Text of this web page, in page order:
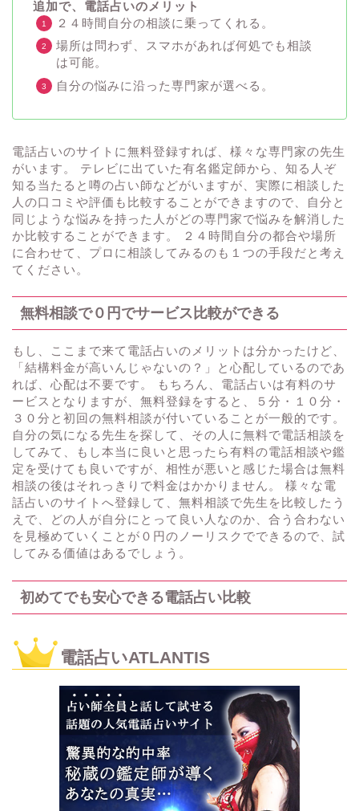
追加で、電話占いのメリット
２４時間自分の相談に乗ってくれる。
場所は問わず、スマホがあれば何処でも相談
は可能。
自分の悩みに沿った専門家が選べる。
電話占いのサイトに無料登録すれば、様々な専門家の先生
がいます。 テレビに出ていた有名鑑定師から、知る人ぞ
知る当たると噂の占い師などがいますが、実際に相談した
人の口コミや評価も比較することができますので、自分と
同じような悩みを持った人がどの専門家で悩みを解消した
か比較することができます。 ２４時間自分の都合や場所
に合わせて、プロに相談してみるのも１つの手段だと考え
てください。
無料相談で０円でサービス比較ができる
もし、ここまで来て電話占いのメリットは分かったけど、
「結構料金が高いんじゃないの？」と心配しているのであ
れば、心配は不要です。 もちろん、電話占いは有料のサ
ービスとなりますが、無料登録をすると、５分・１０分・
３０分と初回の無料相談が付いていることが一般的です。
自分の気になる先生を探して、その人に無料で電話相談を
してみて、もし本当に良いと思ったら有料の電話相談や鑑
定を受けても良いですが、相性が悪いと感じた場合は無料
相談の後はそれっきりで料金はかかりません。 様々な電
話占いのサイトへ登録して、無料相談で先生を比較したう
えで、どの人が自分にとって良い人なのか、合う合わない
を見極めていくことが０円のノーリスクでできるので、試
してみる価値はあるでしょう。
初めてでも安心できる電話占い比較
電話占いATLANTIS